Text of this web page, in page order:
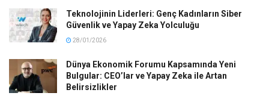
Teknolojinin Liderleri: Genç Kadınların Siber
Güvenlik ve Yapay Zeka Yolculuğu
28/01/2026
Dünya Ekonomik Forumu Kapsamında Yeni
Bulgular: CEO’lar ve Yapay Zeka ile Artan
Belirsizlikler